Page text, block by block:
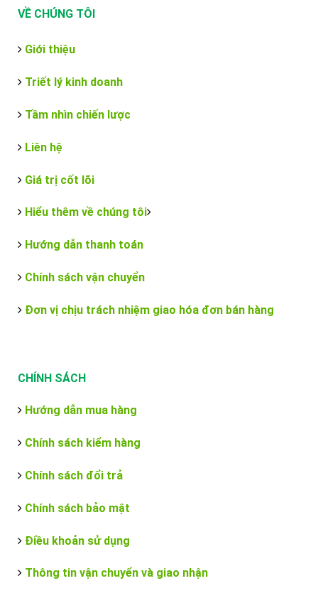
VỀ CHÚNG TÔI
Giới thiệu
Triết lý kinh doanh
Tầm nhìn chiến lược
Liên hệ
Giá trị cốt lõi
Hiểu thêm về chúng tôi
Hướng dẫn thanh toán
Chính sách vận chuyển
Đơn vị chịu trách nhiệm giao hóa đơn bán hàng
CHÍNH SÁCH
Hướng dẫn mua hàng
Chính sách kiểm hàng
Chính sách đổi trả
Chính sách bảo mật
Điều khoản sử dụng
Thông tin vận chuyển và giao nhận